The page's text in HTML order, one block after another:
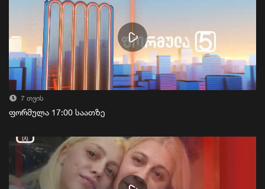
7 თვის
ფორმულა 17:00 საათზე